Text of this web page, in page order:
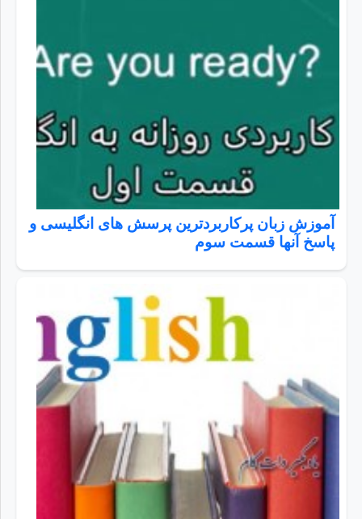
آموزش زبان پرکاربردترین پرسش های انگلیسی و
پاسخ آنها قسمت سوم